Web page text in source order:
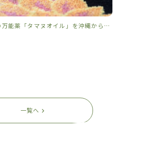
7/23 ハワイの万能薬「タマヌオイル」を沖縄から
一覧へ